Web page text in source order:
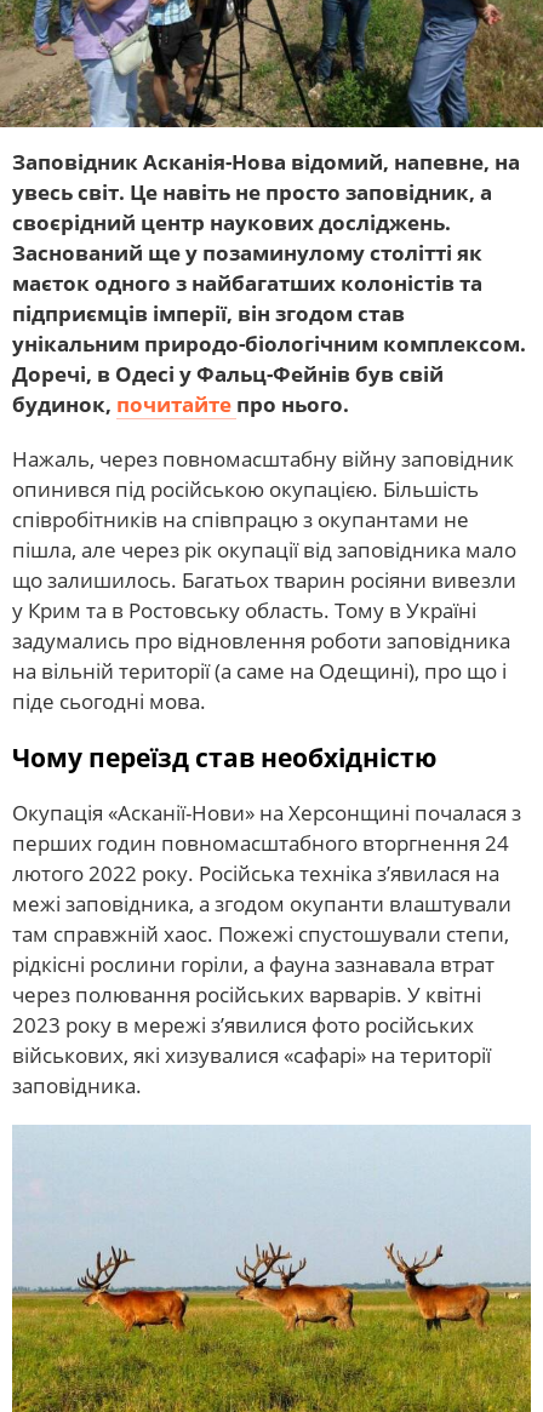
Заповідник Асканія-Нова відомий, напевне, на
увесь світ. Це навіть не просто заповідник, а
своєрідний центр наукових досліджень.
Заснований ще у позаминулому столітті як
маєток одного з найбагатших колоністів та
підприємців імперії, він згодом став
унікальним природо-біологічним комплексом.
Доречі, в Одесі у Фальц-Фейнів був свій
будинок, почитайте про нього.
Нажаль, через повномасштабну війну заповідник
опинився під російською окупацією. Більшість
співробітників на співпрацю з окупантами не
пішла, але через рік окупації від заповідника мало
що залишилось. Багатьох тварин росіяни вивезли
у Крим та в Ростовську область. Тому в Україні
задумались про відновлення роботи заповідника
на вільній території (а саме на Одещині), про що і
піде сьогодні мова.
Чому переїзд став необхідністю
Окупація «Асканії-Нови» на Херсонщині почалася з
перших годин повномасштабного вторгнення 24
лютого 2022 року. Російська техніка з’явилася на
межі заповідника, а згодом окупанти влаштували
там справжній хаос. Пожежі спустошували степи,
рідкісні рослини горіли, а фауна зазнавала втрат
через полювання російських варварів. У квітні
2023 року в мережі з’явилися фото російських
військових, які хизувалися «сафарі» на території
заповідника.